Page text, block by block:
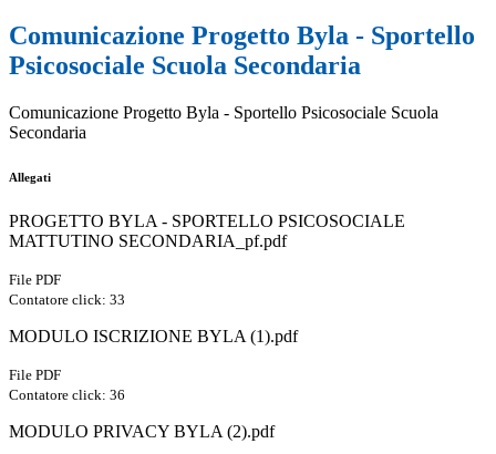
Comunicazione Progetto Byla - Sportello
Psicosociale Scuola Secondaria
Comunicazione Progetto Byla - Sportello Psicosociale Scuola
Secondaria
Allegati
PROGETTO BYLA - SPORTELLO PSICOSOCIALE
MATTUTINO SECONDARIA_pf.pdf
File PDF
Contatore click: 33
MODULO ISCRIZIONE BYLA (1).pdf
File PDF
Contatore click: 36
MODULO PRIVACY BYLA (2).pdf